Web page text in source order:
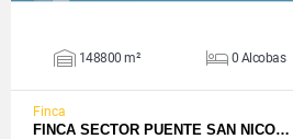
148800 m² 0 Alcobas
Finca
FINCA SECTOR PUENTE SAN NICO…